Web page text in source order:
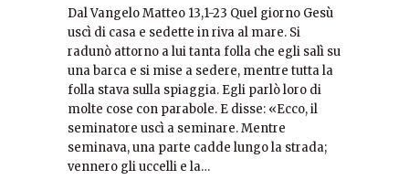
Dal Vangelo Matteo 13,1-23 Quel giorno Gesù
uscì di casa e sedette in riva al mare. Si
radunò attorno a lui tanta folla che egli salì su
una barca e si mise a sedere, mentre tutta la
folla stava sulla spiaggia. Egli parlò loro di
molte cose con parabole. E disse: «Ecco, il
seminatore uscì a seminare. Mentre
seminava, una parte cadde lungo la strada;
vennero gli uccelli e la…